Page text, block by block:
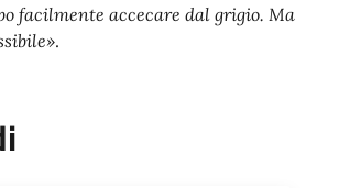
facilmente accecare dal grigio. Ma
.